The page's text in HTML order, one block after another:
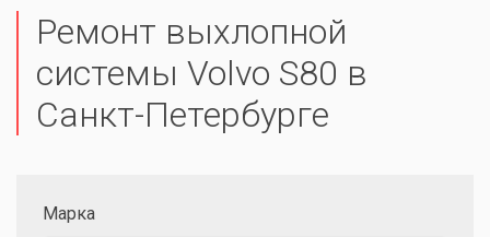
Ремонт выхлопной
системы Volvo S80 в
Санкт-Петербурге
Марка